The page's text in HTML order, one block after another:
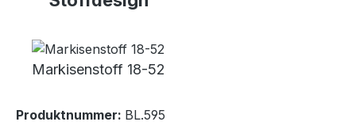
Markisenstoff 18-52
Produktnummer: BL.595